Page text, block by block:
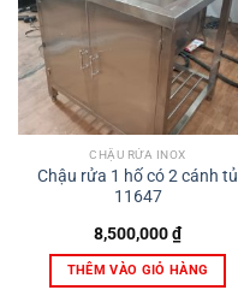
CHẬU RỬA INOX
Chậu rửa 1 hố có 2 cánh tủ
11647
8,500,000₫
THÊM VÀO GIỎ HÀNG